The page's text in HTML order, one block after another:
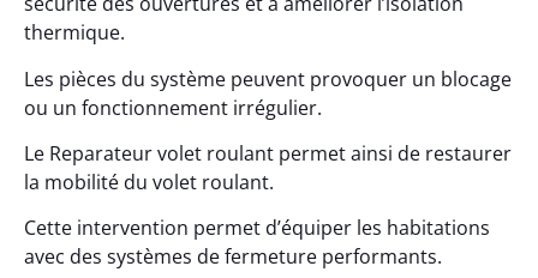
thermique.
Les pièces du système peuvent provoquer un blocage
ou un fonctionnement irrégulier.
Le Reparateur volet roulant permet ainsi de restaurer
la mobilité du volet roulant.
Cette intervention permet d’équiper les habitations
avec des systèmes de fermeture performants.